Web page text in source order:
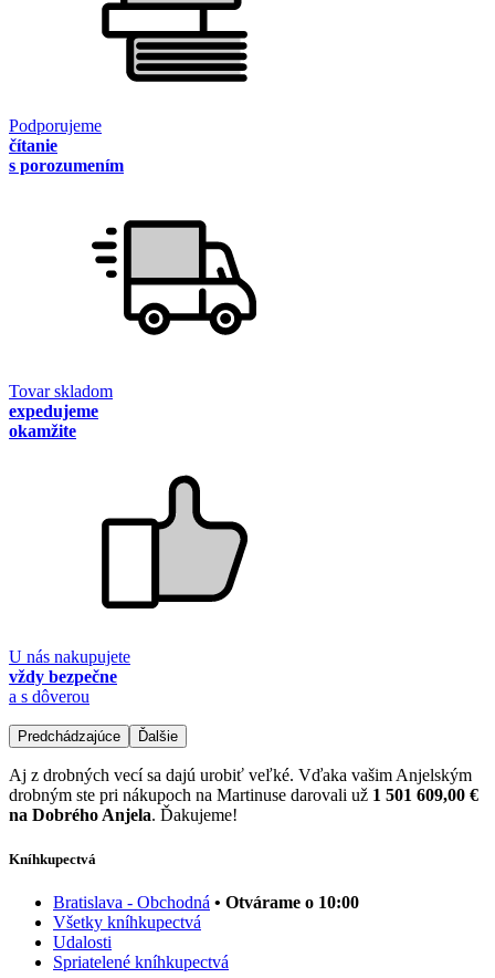
Podporujeme
čítanie
s porozumením
Tovar skladom
expedujeme
okamžite
U nás nakupujete
vždy bezpečne
a s dôverou
Predchádzajúce Ďalšie
Aj z drobných vecí sa dajú urobiť veľké. Vďaka vašim Anjelským
drobným ste pri nákupoch na Martinuse darovali už 1 501 609,00 €
na Dobrého Anjela. Ďakujeme!
Kníhkupectvá
Bratislava - Obchodná • Otvárame o 10:00
Všetky kníhkupectvá
Udalosti
Spriatelené kníhkupectvá